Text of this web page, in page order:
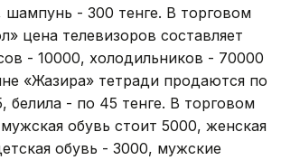
- 300 тенге. В торговом
цена телевизоров составляет
- 10000, холодильников - 70000
«Жазира» тетради продаются по
белила - по 45 тенге. В торговом
обувь стоит 5000, женская
обувь - 3000, мужские